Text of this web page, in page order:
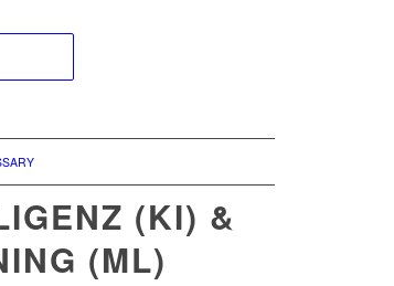
(KI) &
(ML)